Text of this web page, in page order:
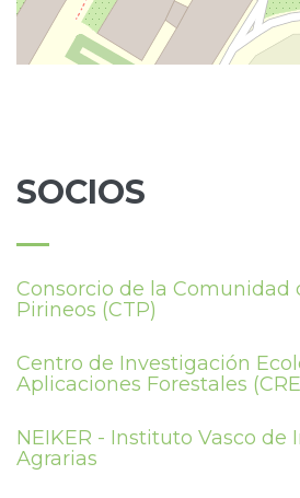
SOCIOS
Consorcio de la Comunidad
Pirineos (CTP)
Centro de Investigación
Aplicaciones Forestales
NEIKER - Instituto Vasco de
Agrarias